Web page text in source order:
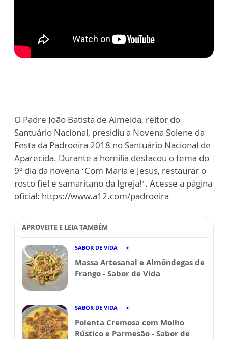
O Padre João Batista de Almeida, reitor do
Santuário Nacional, presidiu a Novena Solene da
Festa da Padroeira 2018 no Santuário Nacional de
Aparecida. Durante a homilia destacou o tema do
9º dia da novena ‘Com Maria e Jesus, restaurar o
rosto fiel e samaritano da Igreja!’. Acesse a página
oficial: https://www.a12.com/padroeira
APROVEITE E LEIA TAMBÉM
SABOR DE VIDA
Massa Artesanal e Almôndegas de
Frango - Sabor de Vida
SABOR DE VIDA
Polenta Cremosa com Molho
Rústico e Parmesão - Sabor de